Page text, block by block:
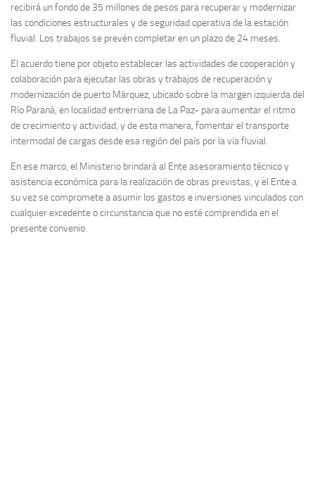
recibirá un fondo de 35 millones de pesos para recuperar y modernizar
las condiciones estructurales y de seguridad operativa de la estación
fluvial. Los trabajos se prevén completar en un plazo de 24 meses.
El acuerdo tiene por objeto establecer las actividades de cooperación y
colaboración para ejecutar las obras y trabajos de recuperación y
modernización de puerto Márquez, ubicado sobre la margen izquierda del
Río Paraná, en localidad entrerriana de La Paz- para aumentar el ritmo
de crecimiento y actividad, y de esta manera, fomentar el transporte
intermodal de cargas desde esa región del país por la vía fluvial.
En ese marco, el Ministerio brindará al Ente asesoramiento técnico y
asistencia económica para la realización de obras previstas, y el Ente a
su vez se compromete a asumir los gastos e inversiones vinculados con
cualquier excedente o circunstancia que no esté comprendida en el
presente convenio.